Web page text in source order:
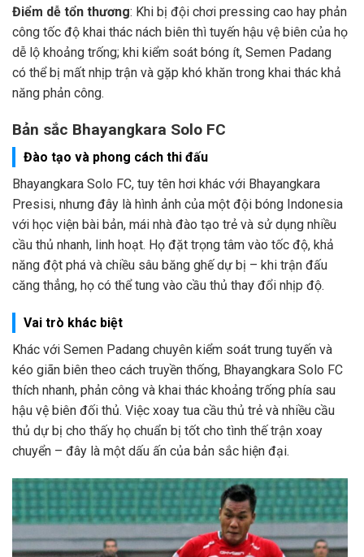
Điểm dễ tổn thương: Khi bị đội chơi pressing cao hay phản
công tốc độ khai thác nách biên thì tuyến hậu vệ biên của họ
dễ lộ khoảng trống; khi kiểm soát bóng ít, Semen Padang
có thể bị mất nhịp trận và gặp khó khăn trong khai thác khả
năng phản công.
Bản sắc Bhayangkara Solo FC
Đào tạo và phong cách thi đấu
Bhayangkara Solo FC, tuy tên hơi khác với Bhayangkara
Presisi, nhưng đây là hình ảnh của một đội bóng Indonesia
với học viện bài bản, mái nhà đào tạo trẻ và sử dụng nhiều
cầu thủ nhanh, linh hoạt. Họ đặt trọng tâm vào tốc độ, khả
năng đột phá và chiều sâu băng ghế dự bị – khi trận đấu
căng thẳng, họ có thể tung vào cầu thủ thay đổi nhịp độ.
Vai trò khác biệt
Khác với Semen Padang chuyên kiểm soát trung tuyến và
kéo giãn biên theo cách truyền thống, Bhayangkara Solo FC
thích nhanh, phản công và khai thác khoảng trống phía sau
hậu vệ biên đối thủ. Việc xoay tua cầu thủ trẻ và nhiều cầu
thủ dự bị cho thấy họ chuẩn bị tốt cho tình thế trận xoay
chuyển – đây là một dấu ấn của bản sắc hiện đại.